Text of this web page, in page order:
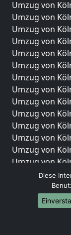
Umzug von
Umzug von
Umzug von
Umzug von
Umzug von
Umzug von
Umzug von
Umzug von
Umzug von
Umzug von
Umzug von
Umzug von
Umzug von
Umzug von
Umzug von
Umzug von
Umzug von
Umzug von
Umzug von
Diese